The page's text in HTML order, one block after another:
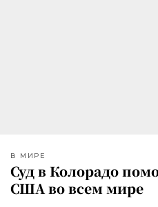
В МИРЕ
Суд в Колорадо
США во всем мире